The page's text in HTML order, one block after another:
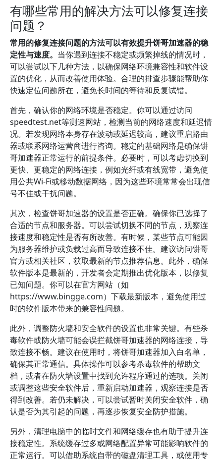
有哪些常用的解决方法可以修复连接
问题？
常用的修复连接问题的方法可以有效提升饼哥加速器的稳
定性与速度。 当你遇到连接不稳定或频繁掉线的情况时，
可以尝试以下几种方法，以确保网络环境兼容性和软件设
置的优化，从而改善使用体验。合理的排查步骤能帮助你
快速定位问题所在，避免长时间的等待和反复试错。
首先，确认你的网络环境是否稳定。你可以通过访问
speedtest.net等测速网站，检测当前的网络速度和延迟情
况。若发现网络本身存在波动或延迟较高，建议重启路由
器或联系网络运营商进行咨询。稳定的基础网络是确保饼
哥加速器正常运行的前提条件。必要时，可以考虑切换到
更快、更稳定的网络连接，例如光纤或有线宽带，避免使
用公共Wi-Fi或移动数据网络，因为这些环境常常会出现信
号不佳或干扰问题。
其次，检查饼哥加速器的设置是否正确。确保你已选择了
合适的节点和服务器。可以尝试切换不同的节点，观察连
接速度和稳定性是否有所改善。有时候，某些节点可能因
为服务器维护或负载过高而导致连接不佳。建议访问饼哥
官方或相关社区，获取最新的节点推荐信息。此外，确保
软件版本是最新的，开发者会定期推出优化版本，以修复
已知问题。你可以在官方网站（如
https://www.bingge.com）下载最新版本，避免使用过
时的软件版本带来的兼容性问题。
此外，调整防火墙和安全软件的设置也非常关键。有些杀
毒软件或防火墙可能会误拦截饼哥加速器的网络连接，导
致连接不畅。建议在使用时，将饼哥加速器加入白名单，
确保其正常通信。具体操作可以参考杀毒软件的帮助文
档，或者在防火墙设置中找到允许程序通过的选项。关闭
或调整这些安全软件后，重新启动加速器，观察连接是否
得到改善。若仍未解决，可以尝试暂时关闭安全软件，确
认是否为其引起的问题，再逐步恢复安全防护措施。
另外，清理电脑中的临时文件和网络缓存也有助于提升连
接稳定性。系统缓存过多或网络配置异常可能影响软件的
正常运行。可以借助系统自带的磁盘清理工具，或使用专